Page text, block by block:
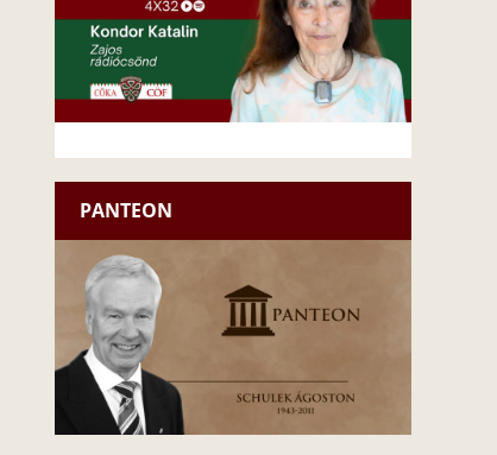
PANTEON